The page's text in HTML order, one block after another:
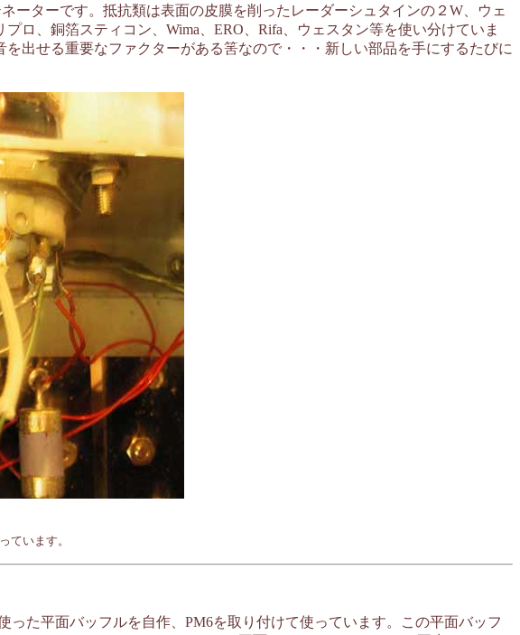
ーターです。抵抗類は表面の皮膜を削ったレーダーシュタインの２W、ウェ
ロ、銅箔スティコン、Wima、ERO、Rifa、ウェスタン等を使い分けていま
出せる重要なファクターがある筈なので・・・新しい部品を手にするたびに
た平面バッフルを自作、PM6を取り付けて使っています。この平面バッフ